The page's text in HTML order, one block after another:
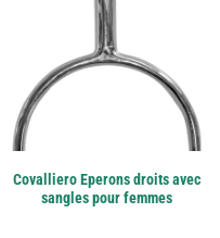
Covalliero Eperons droits avec
sangles pour femmes